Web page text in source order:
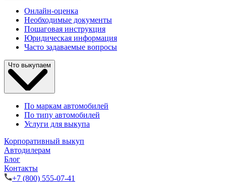
Онлайн-оценка
Необходимые документы
Пошаговая инструкция
Юридическая информация
Часто задаваемые вопросы
Что выкупаем
По маркам автомобилей
По типу автомобилей
Услуги для выкупа
Корпоративный выкуп
Автодилерам
Блог
Контакты
+7 (800) 555-07-41